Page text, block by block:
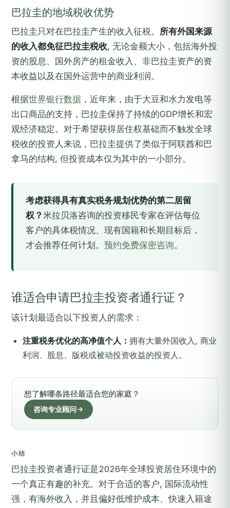
巴拉圭的地域税收优势
巴拉圭只对在巴拉圭产生的收入征税。 所有外国来源
的收入都免征巴拉圭税收, 无论金额大小，包括海外投
资的股息、国外房产的租金收入、非巴拉圭资产的资
本收益以及在国外运营中的商业利润。
根据世界银行数据 ，近年来，由于大豆和水力发电等
出口商品的支持，巴拉圭保持了持续的GDP增长和宏
观经济稳定。对于希望获得居住权基础而不触发全球
税收的投资人来说，巴拉圭提供了类似于阿联酋和巴
拿马的结构, 但投资成本仅为其中的一小部分。
考虑获得具有真实税务规划优势的第二居留
权？ 米拉贝洛咨询的投资移民专家在评估每位
客户的具体税情况、现有国籍和长期目标后，
才会推荐任何计划。 预约免费保密咨询。
谁适合申请巴拉圭投资者通行证？
该计划最适合以下投资人的需求：
注重税务优化的高净值个人： 拥有大量外国收入, 商业
利润、股息、版税或被动投资收益的投资人。
想了解哪条路径最适合您的家庭？
咨询专业顾问
小结
巴拉圭投资者通行证是2026年全球投资居住环境中的
一个真正有趣的补充。对于合适的客户, 国际流动性
强，有海外收入，并且偏好低维护成本、快速入籍途